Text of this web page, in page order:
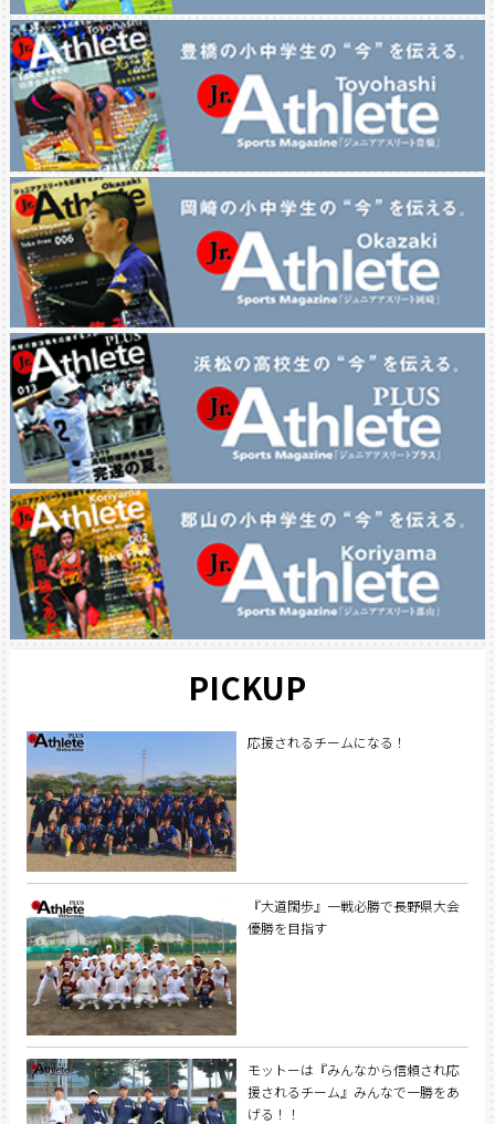
PICKUP
応援されるチームになる！
『大道闊歩』一戦必勝で長野県大会
優勝を目指す
モットーは『みんなから信頼され応
援されるチーム』みんなで一勝をあ
げる！！